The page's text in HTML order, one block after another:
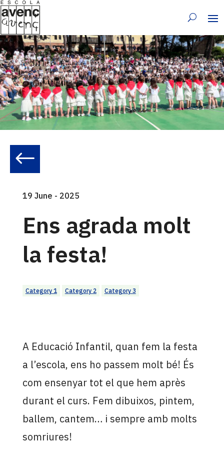
#
19 June - 2025
Ens agrada molt
la festa!
Category 1 Category 2 Category 3
A Educació Infantil, quan fem la festa
a l’escola, ens ho passem molt bé! És
com ensenyar tot el que hem après
durant el curs. Fem dibuixos, pintem,
ballem, cantem… i sempre amb molts
somriures!